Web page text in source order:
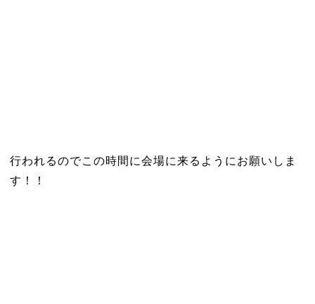
行われるのでこの時間に会場に来るようにお願いしま
す！！